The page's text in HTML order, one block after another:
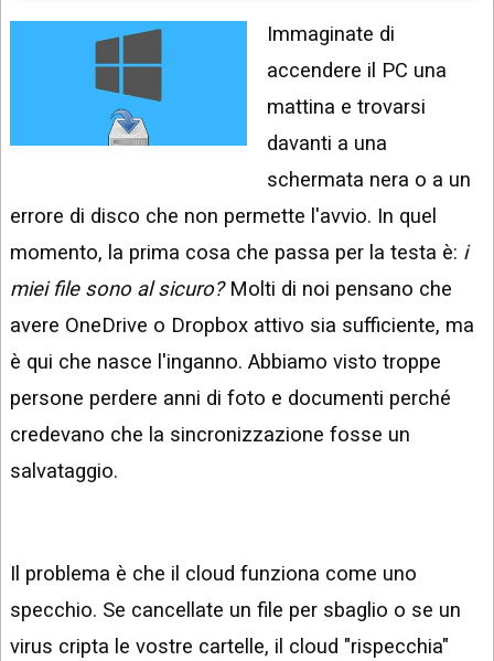
VIDEO
ARGOMENTI:
IPHONE
ANDROID
AI
APPS
TECNOLOGIA
STRUMENTI
INSTAGRAM
NEWS
LINKEDIN
Immaginate di
accendere il PC una
mattina e trovarsi
davanti a una
schermata nera o a un
errore di disco che non permette l'avvio. In quel
momento, la prima cosa che passa per la testa è: i
miei file sono al sicuro?Molti di noi pensano che
avere OneDrive o Dropbox attivo sia sufficiente, ma
è qui che nasce l'inganno. Abbiamo visto troppe
persone perdere anni di foto e documenti perché
credevano che la sincronizzazione fosse un
salvataggio.
Il problema è che il cloud funziona come uno
specchio. Se cancellate un file per sbaglio o se un
virus cripta le vostre cartelle, il cloud "rispecchia"